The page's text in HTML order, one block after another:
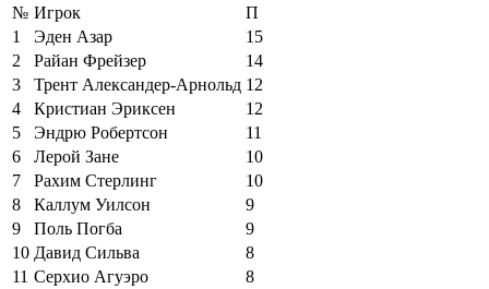
№ Игрок
П
1
Эден Азар
15
2
Райан Фрейзер
14
3
Трент Александер-Арнольд 12
4
Кристиан Эриксен
12
5
Эндрю Робертсон
11
6
Лерой Зане
10
7
Рахим Стерлинг
10
8
Каллум Уилсон
9
9
Поль Погба
9
10 Давид Сильва
8
11 Серхио Агуэро
8